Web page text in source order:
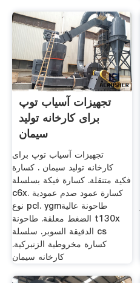
تجهیزات آسیاب توپ
برای کارخانه تولید
سیمان
تجهیزات آسیاب توپ برای
کارخانه تولید سیمان . كسارة
فكية متنقلة. كسارة فيكة بسلسلة
c6x. كسارة عمود صدم عمودية
نوع pcl. ygmطاحونة عالية
الضغط معلقة. طاحونة t130x
الدقيقة السوبر. سلسلة cs
كسارة مخروطية الزنبركية.
کارخانه سیمان